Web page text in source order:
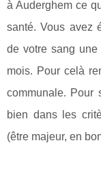
à Auderghem ce
santé. Vous avez
de votre sang
mois. Pour celà
communale. Pour
bien dans les
(être majeur, en